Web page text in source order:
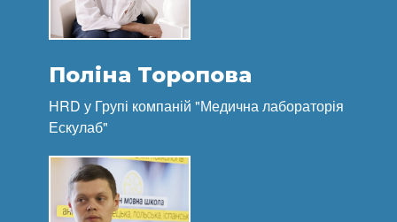
Поліна Торопова
HRD у Групі компаній "Медична лабораторія
Ескулаб"